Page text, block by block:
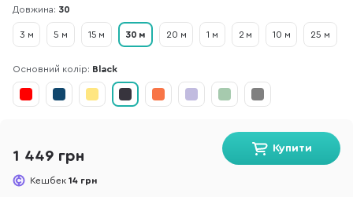
Довжина: 30
3 м 5 м 15 м 30 м 20 м 1 м 2 м 10 м 25 м
Основний колір: Black
1 449 грн
Кешбек 14 грн
Купити